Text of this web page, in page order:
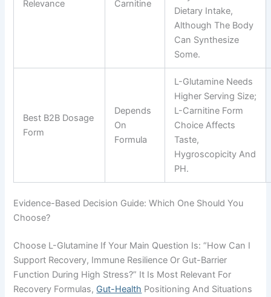
Relevance
Carnitine
Dietary Intake,
Although The Body
Can Synthesize
Some.
Best B2B Dosage
Form
Depends
On
Formula
L-Glutamine Needs
Higher Serving Size;
L-Carnitine Form
Choice Affects
Taste,
Hygroscopicity And
PH.
Evidence-Based Decision Guide: Which One Should You
Choose?
Choose L-Glutamine If Your Main Question Is: “How Can I
Support Recovery, Immune Resilience Or Gut-Barrier
Function During High Stress?” It Is Most Relevant For
Recovery Formulas, Gut-Health Positioning And Situations